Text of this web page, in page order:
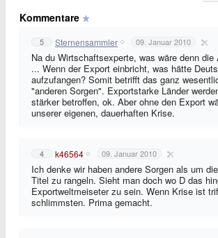
Kommentare
5 Sternensammler 09. Januar 2010
Na du Wirtschaftsexperte, was wäre denn die
... Wenn der Export einbricht, was hätte
aufzufangen? Somit betrifft das ganz
"anderen Sorgen". Exportstarke Länder
stärker betroffen, ok. Aber ohne den Export
unserer eigenen, dauerhaften Krise.
4 k46564 09. Januar 2010
Ich denke wir haben andere Sorgen als um
Titel zu rangeln. Sieht man doch wo D das
Exportweltmeiseter zu sein. Wenn Krise ist
schlimmsten. Prima gemacht.